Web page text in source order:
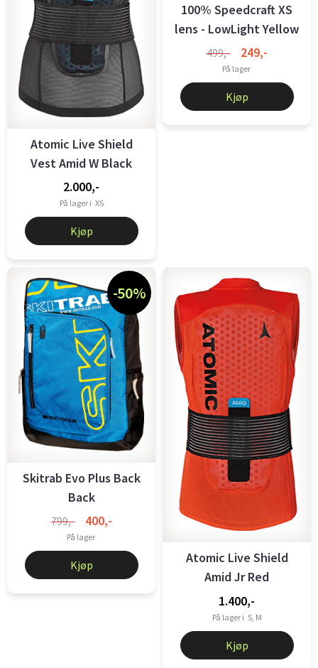
Atomic Live Shield
Vest Amid W Black
2.000,-
På lager i XS
Kjøp
100% Speedcraft XS
lens - LowLight Yellow
Silver ...
499,- 249,-
På lager
Kjøp
-50%
Skitrab Evo Plus Back
Back
799,- 400,-
På lager
Kjøp
Atomic Live Shield
Amid Jr Red
1.400,-
På lager i S, M
Kjøp